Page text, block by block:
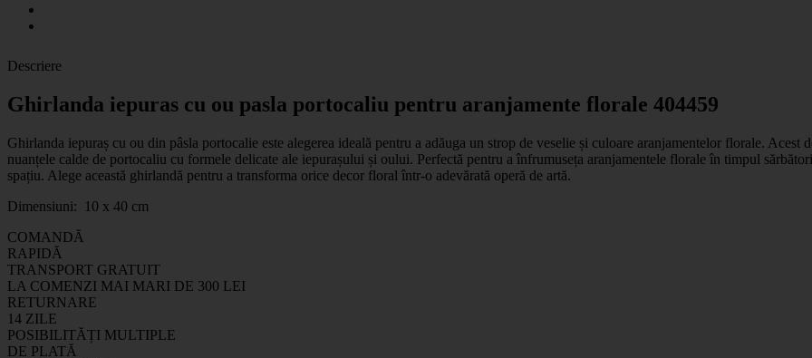
Descriere
Ghirlanda iepuras cu ou pasla portocaliu pentru aranjamente florale 404459
Ghirlanda iepuraș cu ou din pâsla portocalie este alegerea ideală pentru a adăuga un strop de veselie și culoare aranjamentelor florale.
nuanțele calde de portocaliu cu formele delicate ale iepurașului și oului. Perfectă pentru a înfrumuseța aranjamentele florale în timpul
spațiu. Alege această ghirlandă pentru a transforma orice decor floral într-o adevărată operă de artă.
Dimensiuni: 10 x 40 cm
COMANDĂ
RAPIDĂ
TRANSPORT GRATUIT
LA COMENZI MAI MARI DE 300 LEI
RETURNARE
14 ZILE
POSIBILITĂȚI MULTIPLE
DE PLATĂ